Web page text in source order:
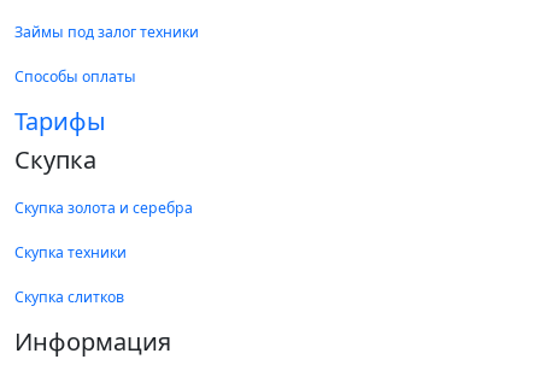
Займы под залог техники
Способы оплаты
Тарифы
Скупка
Скупка золота и серебра
Скупка техники
Скупка слитков
Информация